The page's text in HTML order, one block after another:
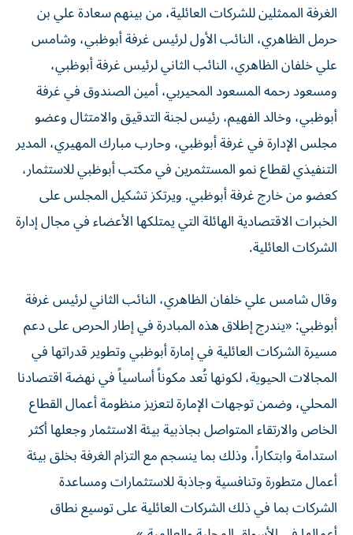
الغرفة الممثلين للشركات العائلية، من بينهم سعادة علي بن
حرمل الظاهري، النائب الأول لرئيس غرفة أبوظبي، وشامس
علي خلفان الظاهري، النائب الثاني لرئيس غرفة أبوظبي،
ومسعود رحمه المسعود المحيربي، أمين الصندوق في غرفة
أبوظبي، وخالد الفهيم، رئيس لجنة التدقيق والامتثال وعضو
مجلس الإدارة في غرفة أبوظبي، وحارب مبارك المهيري، المدير
التنفيذي لقطاع نمو المستثمرين في مكتب أبوظبي للاستثمار،
كعضو من خارج غرفة أبوظبي. ويرتكز تشكيل المجلس على
الخبرات الاقتصادية الهائلة التي يمتلكها الأعضاء في مجال إدارة
الشركات العائلية.
وقال شامس علي خلفان الظاهري، النائب الثاني لرئيس غرفة
أبوظبي: «يندرج إطلاق هذه المبادرة في إطار الحرص على دعم
مسيرة الشركات العائلية في إمارة أبوظبي وتطوير قدراتها في
المجالات الحيوية، لكونها تُعد مكوناً أساسياً في نهضة اقتصادنا
المحلي، وضمن توجهات الإمارة لتعزيز منظومة أعمال القطاع
الخاص والارتقاء المتواصل بجاذبية بيئة الاستثمار وجعلها أكثر
استدامة وابتكاراً، وذلك بما ينسجم مع التزام الغرفة بخلق بيئة
أعمال متطورة وتنافسية وجاذبة للاستثمارات ومساعدة
الشركات بما في ذلك الشركات العائلية على توسيع نطاق